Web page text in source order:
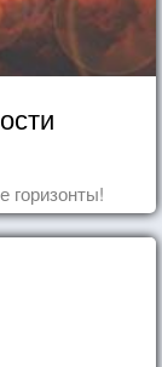
горизонты!